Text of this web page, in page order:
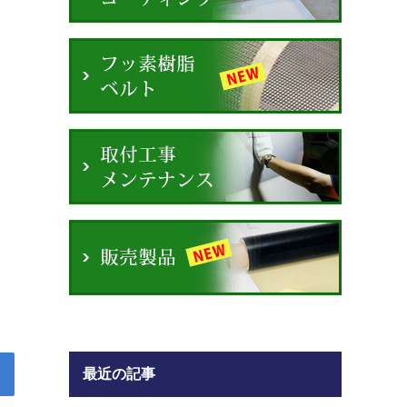
最近の記事